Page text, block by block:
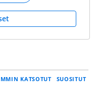
KATSOTUT SUOSITUT